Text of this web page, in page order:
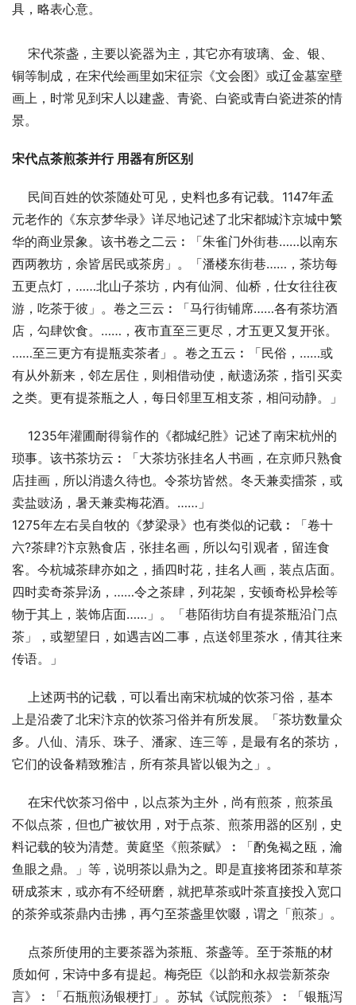
具，略表心意。
宋代茶盏，主要以瓷器为主，其它亦有玻璃、金、银、
铜等制成，在宋代绘画里如宋征宗《文会图》或辽金墓室壁
画上，时常见到宋人以建盏、青瓷、白瓷或青白瓷进茶的情
景。
宋代点茶煎茶并行 用器有所区别
民间百姓的饮茶随处可见，史料也多有记载。1147年孟
元老作的《东京梦华录》详尽地记述了北宋都城汴京城中繁
华的商业景象。该书卷之二云︰「朱雀门外街巷……以南东
西两教坊，余皆居民或茶房」。「潘楼东街巷……，茶坊每
五更点灯，……北山子茶坊，内有仙洞、仙桥，仕女往往夜
游，吃茶于彼」。卷之三云︰「马行街铺席……各有茶坊酒
店，勾肆饮食。……，夜市直至三更尽，才五更又复开张。
……至三更方有提瓶卖茶者」。卷之五云︰「民俗，……或
有从外新来，邻左居住，则相借动使，献遗汤茶，指引买卖
之类。更有提茶瓶之人，每日邻里互相支茶，相问动静。」
1235年灌圃耐得翁作的《都城纪胜》记述了南宋杭州的
琐事。该书茶坊云︰「大茶坊张挂名人书画，在京师只熟食
店挂画，所以消遗久待也。令茶坊皆然。冬天兼卖擂茶，或
卖盐豉汤，暑天兼卖梅花酒。……」
1275年左右吴自牧的《梦梁录》也有类似的记载︰「卷十
六?茶肆?汴京熟食店，张挂名画，所以勾引观者，留连食
客。今杭城茶肆亦如之，插四时花，挂名人画，装点店面。
四时卖奇茶异汤，……令之茶肆，列花架，安顿奇松异桧等
物于其上，装饰店面……」。「巷陌街坊自有提茶瓶沿门点
茶」，或塑望日，如遇吉凶二事，点送邻里茶水，倩其往来
传语。」
上述两书的记载，可以看出南宋杭城的饮茶习俗，基本
上是沿袭了北宋汴京的饮茶习俗并有所发展。「茶坊数量众
多。八仙、清乐、珠子、潘家、连三等，是最有名的茶坊，
它们的设备精致雅洁，所有茶具皆以银为之」。
在宋代饮茶习俗中，以点茶为主外，尚有煎茶，煎茶虽
不似点茶，但也广被饮用，对于点茶、煎茶用器的区别，史
料记载的较为清楚。黄庭坚《煎茶赋》︰「酌兔褐之瓯，瀹
鱼眼之鼎。」等，说明茶以鼎为之。即是直接将团茶和草茶
研成茶末，或亦有不经研磨，就把草茶或叶茶直接投入宽口
的茶斧或茶鼎内击拂，再勺至茶盏里饮啜，谓之「煎茶」。
点茶所使用的主要茶器为茶瓶、茶盏等。至于茶瓶的材
质如何，宋诗中多有提起。梅尧臣《以韵和永叔尝新茶杂
言》︰「石瓶煎汤银梗打」。苏轼《试院煎茶》︰「银瓶泻